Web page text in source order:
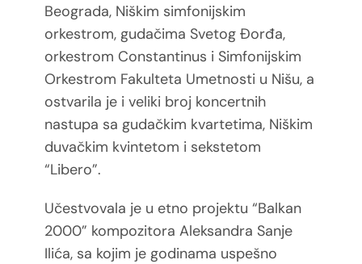
Beograda, Niškim simfonijskim
orkestrom, gudačima Svetog Đorđa,
orkestrom Constantinus i Simfonijskim
Orkestrom Fakulteta Umetnosti u Nišu, a
ostvarila je i veliki broj koncertnih
nastupa sa gudačkim kvartetima, Niškim
duvačkim kvintetom i sekstetom
“Libero”.
Učestvovala je u etno projektu “Balkan
2000” kompozitora Aleksandra Sanje
Ilića, sa kojim je godinama uspešno